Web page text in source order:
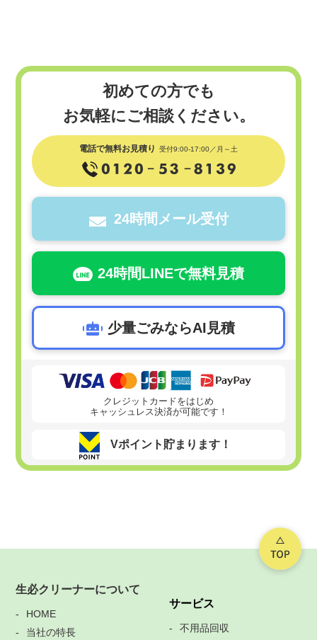
初めての方でも
お気軽にご相談ください。
電話で無料お見積り 受付9:00-17:00／月～土
24時間メール受付
24時間LINEで無料見積
少量ごみならAI見積
クレジットカードをはじめ
キャッシュレス決済が可能です！
Vポイント貯まります！
生必クリーナーについて
HOME
当社の特長
サービス
不用品回収